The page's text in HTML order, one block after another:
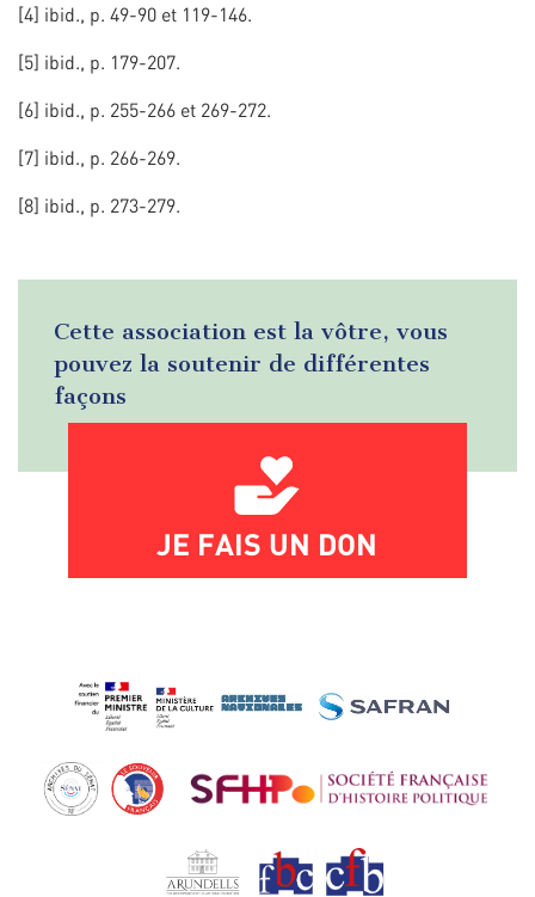
[4] ibid., p. 49-90 et 119-146.
[5] ibid., p. 179-207.
[6] ibid., p. 255-266 et 269-272.
[7] ibid., p. 266-269.
[8] ibid., p. 273-279.
Cette association est la vôtre, vous
pouvez la soutenir de différentes
façons
JE FAIS UN DON